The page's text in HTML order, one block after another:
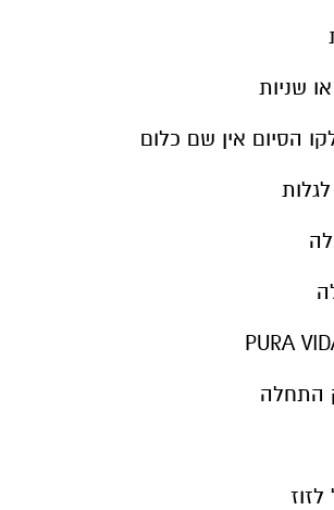
שניות
הסיום אין שם כלום
התחלה